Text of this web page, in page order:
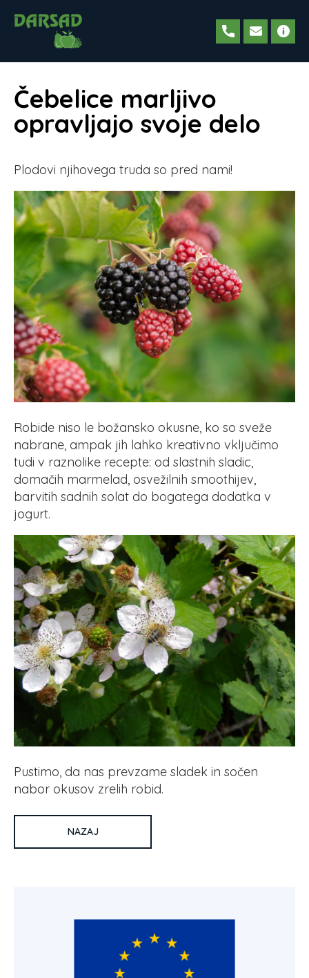
Čebelice marljivo
opravljajo svoje delo
Plodovi njihovega truda so pred nami!
Robide niso le božansko okusne, ko so sveže
nabrane, ampak jih lahko kreativno vključimo
tudi v raznolike recepte: od slastnih sladic,
domačih marmelad, osvežilnih smoothijev,
barvitih sadnih solat do bogatega dodatka v
jogurt.
Pustimo, da nas prevzame sladek in sočen
nabor okusov zrelih robid.
NAZAJ